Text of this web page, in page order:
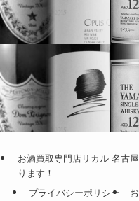
お酒買取専門店リカル 名古
ります！
プライバシーポリシー